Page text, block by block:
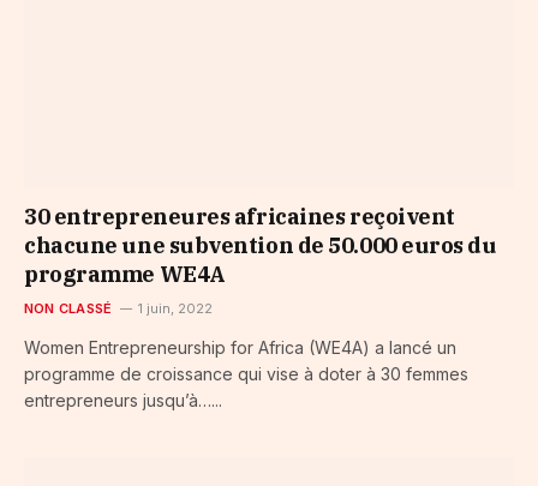
30 entrepreneures africaines reçoivent
chacune une subvention de 50.000 euros du
programme WE4A
NON CLASSÉ 1 juin, 2022
Women Entrepreneurship for Africa (WE4A) a lancé un
programme de croissance qui vise à doter à 30 femmes
entrepreneurs jusqu’à…...